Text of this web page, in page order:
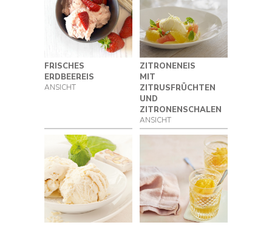
FRISCHES
ERDBEEREIS
ANSICHT
ZITRONENEIS
MIT
ZITRUSFRÜCHTEN
UND
ZITRONENSCHALEN
ANSICHT